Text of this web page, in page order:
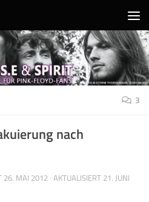
3
nach
26. MAI 2012 · AKTUALISIERT 21. JUNI